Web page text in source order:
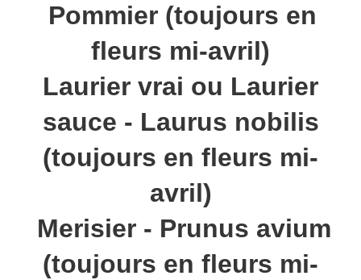
Pommier (toujours en
fleurs mi-avril)
Laurier vrai ou Laurier
sauce - Laurus nobilis
(toujours en fleurs mi-
avril)
Merisier - Prunus avium
(toujours en fleurs mi-